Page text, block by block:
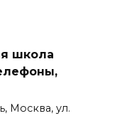
школа
Москва, ул.